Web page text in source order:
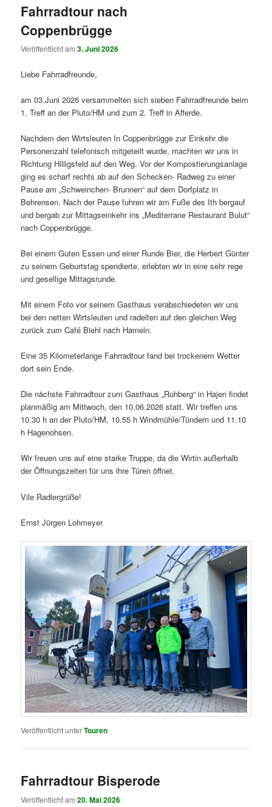
Fahrradtour nach
Coppenbrügge
Veröffentlicht am3. Juni 2026
Liebe Fahrradfreunde,
am 03.Juni 2026 versammelten sich sieben Fahrradfreunde beim
1. Treff an der Pluto/HM und zum 2. Treff in Afferde.
Nachdem den Wirtsleuten In Coppenbrügge zur Einkehr die
Personenzahl telefonisch mitgeteilt wurde, machten wir uns in
Richtung Hilligsfeld auf den Weg. Vor der Kompostierungsanlage
ging es scharf rechts ab auf den Schecken- Radweg zu einer
Pause am „Schweinchen- Brunnen“ auf dem Dorfplatz in
Behrensen. Nach der Pause fuhren wir am Fuße des Ith bergauf
und bergab zur Mittagseinkehr ins „Mediterrane Restaurant Bulut“
nach Coppenbrügge.
Bei einem Guten Essen und einer Runde Bier, die Herbert Günter
zu seinem Geburtstag spendierte, erlebten wir in eine sehr rege
und gesellige Mittagsrunde.
Mit einem Foto vor seinem Gasthaus verabschiedeten wir uns
bei den netten Wirtsleuten und radelten auf den gleichen Weg
zurück zum Café Biehl nach Hameln.
Eine 35 Kilometerlange Fahrradtour fand bei trockenem Wetter
dort sein Ende.
Die nächste Fahrradtour zum Gasthaus „Ruhberg“ in Hajen findet
planmäßig am Mittwoch, den 10.06.2026 statt. Wir treffen uns
10.30 h an der Pluto/HM, 10.55 h Windmühle/Tündern und 11.10
h Hagenohsen.
Wir freuen uns auf eine starke Truppe, da die Wirtin außerhalb
der Öffnungszeiten für uns ihre Türen öffnet.
Vile Radlergrüße!
Ernst Jürgen Lohmeyer
Veröffentlicht unterTouren
Fahrradtour Bisperode
Veröffentlicht am20. Mai 2026